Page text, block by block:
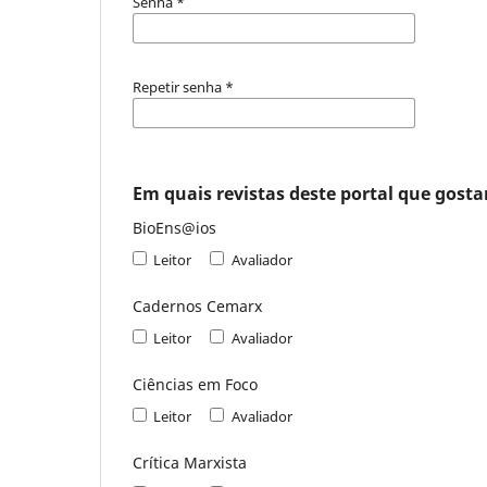
Repetir senha *
Em quais revistas deste portal que
BioEns@ios
Leitor Avaliador
Cadernos Cemarx
Leitor Avaliador
Ciências em Foco
Leitor Avaliador
Crítica Marxista